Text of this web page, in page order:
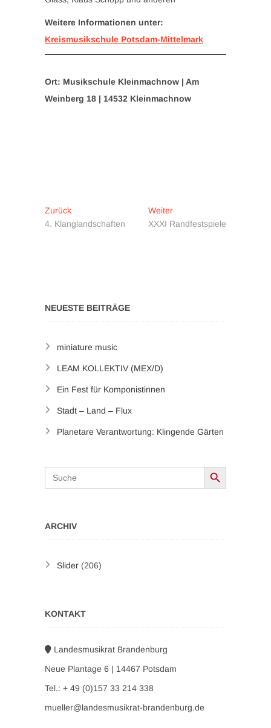
Weitere Informationen unter:
Kreismusikschule Potsdam-Mittelmark
Ort: Musikschule Kleinmachnow | Am
Weinberg 18 | 14532 Kleinmachnow
Beitragsnavigation
ZurückVorheriger
Beitrag:
4. Klanglandschaften
WeiterNächster
Beitrag:
XXXI Randfestspiele
NEUESTE BEITRÄGE
miniature music
LEAM KOLLEKTIV (MEX/D)
Ein Fest für Komponistinnen
Stadt – Land – Flux
Planetare Verantwortung: Klingende Gärten
Search
for:
Search Button
ARCHIV
Slider (206)
KONTAKT
Landesmusikrat Brandenburg
Neue Plantage 6 | 14467 Potsdam
Tel.: + 49 (0)157 33 214 338
mueller@landesmusikrat-brandenburg.de